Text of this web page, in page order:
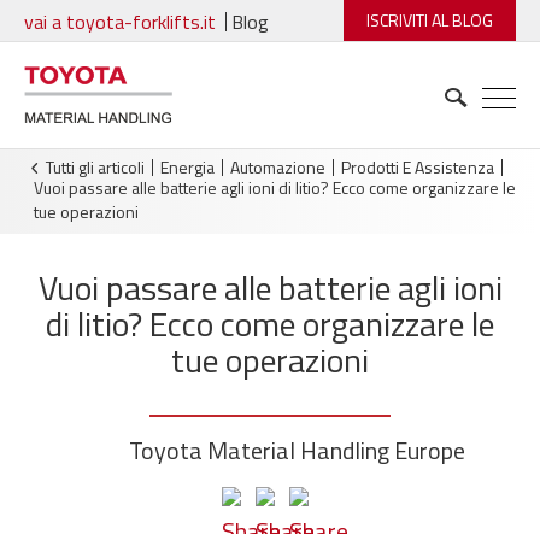
vai a toyota-forklifts.it Blog ISCRIVITI AL BLOG
Tutti gli articoli Energia Automazione
Prodotti E Assistenza
Vuoi passare alle batterie agli ioni di litio? Ecco come organizzare le
tue operazioni
Vuoi passare alle batterie agli ioni
di litio? Ecco come organizzare le
tue operazioni
Toyota Material Handling Europe